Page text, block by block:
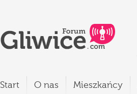
Start O nas Mieszkańcy